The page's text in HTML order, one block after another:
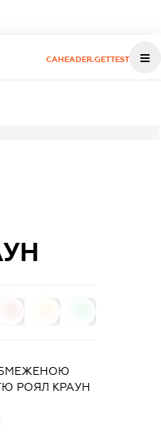
CAHEADER.GETTEST
РОЯЛ КРАУН